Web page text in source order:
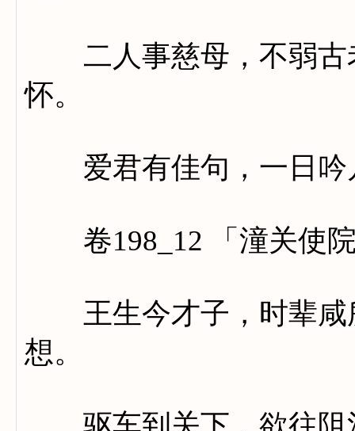
二人事慈母，不弱古
怀。
爱君有佳句，一日吟
卷198_12 「潼关使院
王生今才子，时辈咸
想。